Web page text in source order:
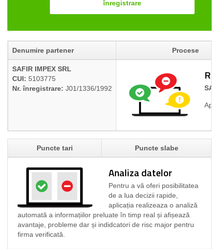
înregistrare
Denumire partener Procese
SAFIR IMPEX SRL
CUI: 5103775
Nr. înregistrare: J01/1336/1992
Puncte tari Puncte slabe
Analiza datelor
Pentru a vă oferi posibilitatea
de a lua decizii rapide,
aplicația realizeaza o analiză
automată a informațiilor preluate în timp real și afișează
avantaje, probleme dar și indidcatori de risc major pentru
firma verificată.